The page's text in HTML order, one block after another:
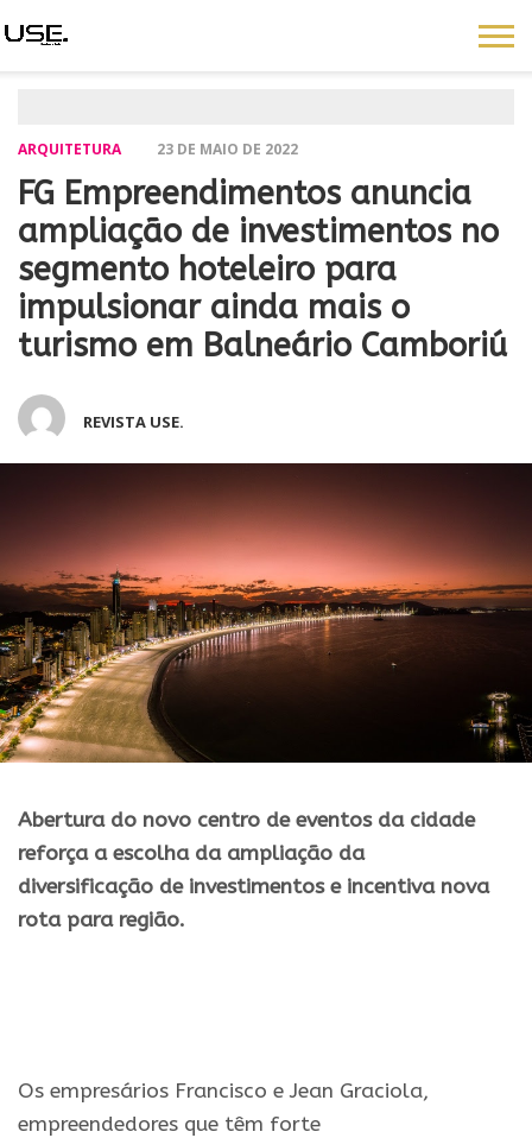
ARQUITETURA 23 DE MAIO DE 2022
FG Empreendimentos anuncia
ampliação de investimentos no
segmento hoteleiro para
impulsionar ainda mais o
turismo em Balneário Camboriú
REVISTA USE.
Abertura do novo centro de eventos da cidade
reforça a escolha da ampliação da
diversificação de investimentose incentiva nova
rota pararegião.
Os empresários Francisco e Jean Graciola,
empreendedores que têm forte